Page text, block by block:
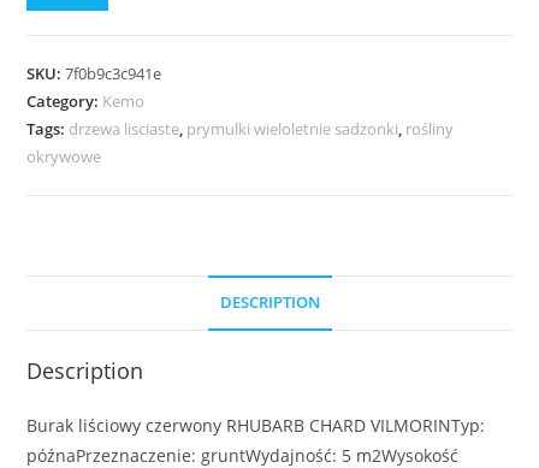
SKU:7f0b9c3c941e
Category: Kemo
Tags: drzewa lisciaste, prymulki wieloletnie sadzonki, rośliny
okrywowe
DESCRIPTION
Description
Burak liściowy czerwony RHUBARB CHARD VILMORINTyp:
późnaPrzeznaczenie: gruntWydajność: 5 m2Wysokość